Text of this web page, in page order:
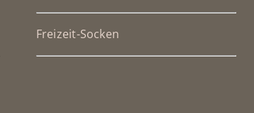
Freizeit-Socken